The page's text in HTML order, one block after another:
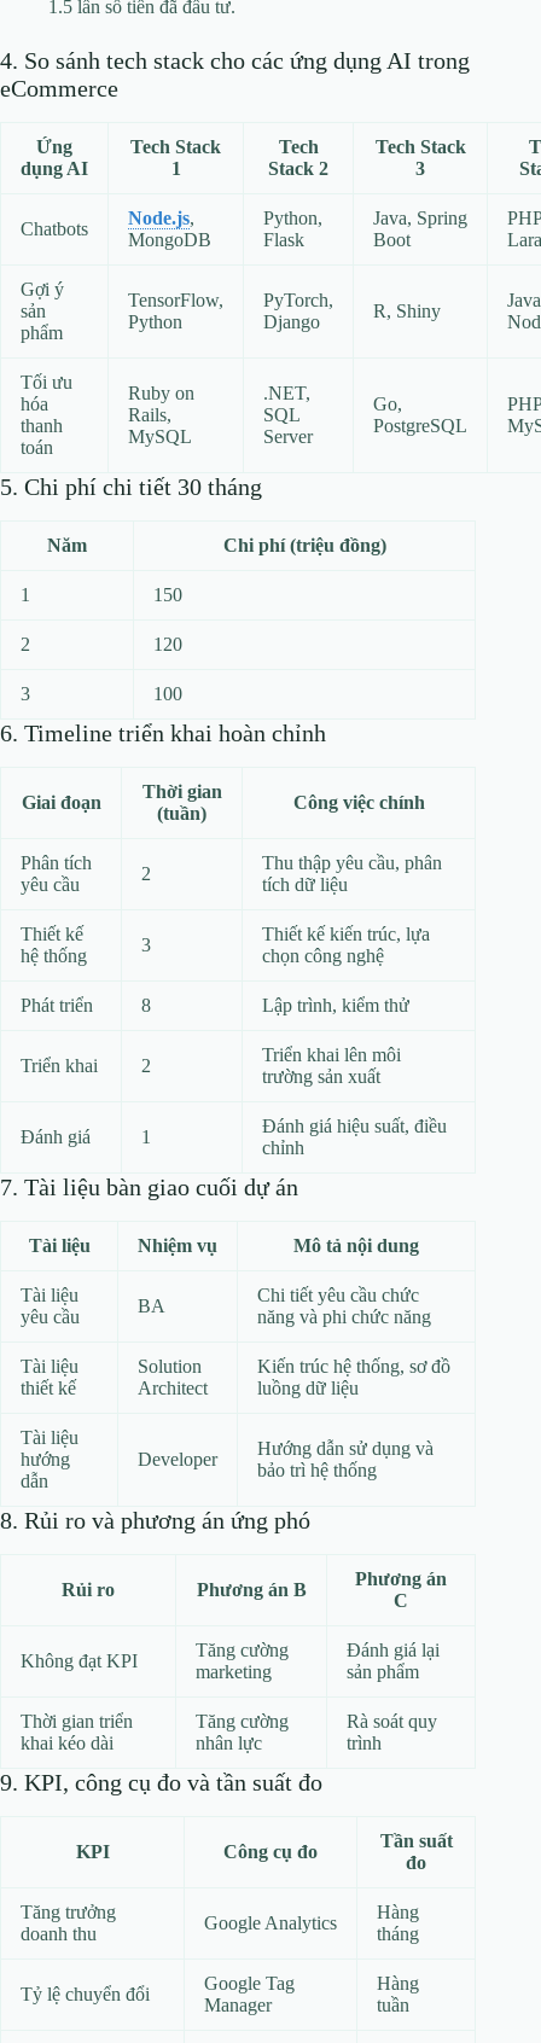
1.5 lần số tiền đã đầu tư.
4. So sánh tech stack cho các ứng dụng AI trong
eCommerce
Ứng
dụng AI
Tech Stack
1
Tech
Stack 2
Tech Stack
3
Chatbots
Node.js,
MongoDB
Python,
Flask
Java, Spring
Boot
Gợi ý
sản
phẩm
TensorFlow,
Python
PyTorch,
Django
R, Shiny
Tối ưu
hóa
thanh
toán
Ruby on
Rails,
MySQL
.NET,
SQL
Server
Go,
PostgreSQL
5. Chi phí chi tiết 30 tháng
Năm Chi phí (triệu đồng)
1 150
2 120
3 100
6. Timeline triển khai hoàn chỉnh
Giai đoạn
Thời gian
(tuần)
Công việc chính
Phân tích
yêu cầu
2
Thu thập yêu cầu, phân
tích dữ liệu
Thiết kế
hệ thống
3
Thiết kế kiến trúc, lựa
chọn công nghệ
Phát triển 8 Lập trình, kiểm thử
Triển khai 2
Triển khai lên môi
trường sản xuất
Đánh giá 1
Đánh giá hiệu suất, điều
chỉnh
7. Tài liệu bàn giao cuối dự án
Tài liệu Nhiệm vụ Mô tả nội dung
Tài liệu
yêu cầu
BA
Chi tiết yêu cầu chức
năng và phi chức năng
Tài liệu
thiết kế
Solution
Architect
Kiến trúc hệ thống, sơ đồ
luồng dữ liệu
Tài liệu
hướng
dẫn
Developer
Hướng dẫn sử dụng và
bảo trì hệ thống
8. Rủi ro và phương án ứng phó
Rủi ro Phương án B
Phương án
C
Không đạt KPI
Tăng cường
marketing
Đánh giá lại
sản phẩm
Thời gian triển
khai kéo dài
Tăng cường
nhân lực
Rà soát quy
trình
9. KPI, công cụ đo và tần suất đo
KPI Công cụ đo
Tần suất
đo
Tăng trưởng
doanh thu
Google Analytics
Hàng
tháng
Tỷ lệ chuyển đổi
Google Tag
Manager
Hàng
tuần